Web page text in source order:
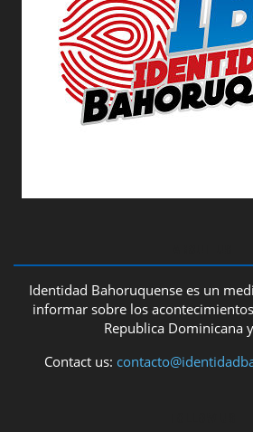
Identidad Bahoruquense es un
informar sobre los
Republica Dominicana
Contact us: